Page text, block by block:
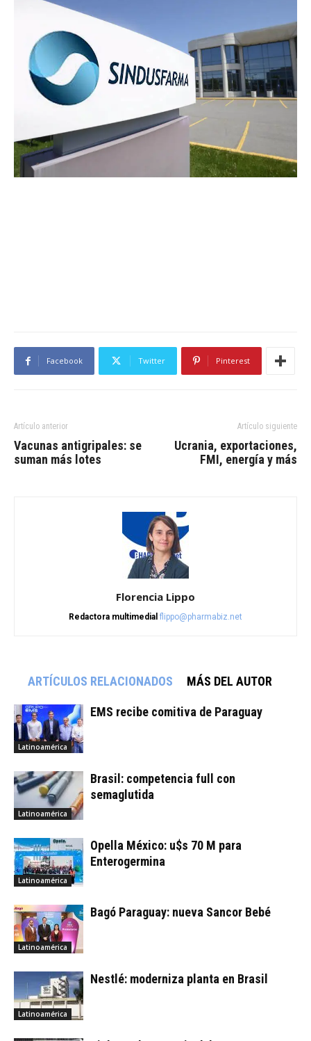
Facebook Twitter Pinterest
Artículo anterior
Vacunas antigripales: se
suman más lotes
Artículo siguiente
Ucrania, exportaciones,
FMI, energía y más
Florencia Lippo
Redactora multimedial flippo@pharmabiz.net
ARTÍCULOS RELACIONADOS MÁS DEL AUTOR
Latinoamérica
EMS recibe comitiva de Paraguay
Latinoamérica
Brasil: competencia full con
semaglutida
Latinoamérica
Opella México: u$s 70 M para
Enterogermina
Latinoamérica
Bagó Paraguay: nueva Sancor Bebé
Latinoamérica
Nestlé: moderniza planta en Brasil